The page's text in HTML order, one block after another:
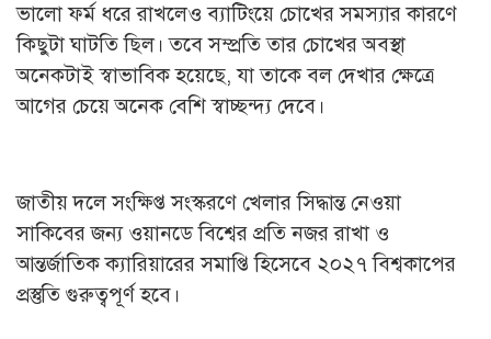
ভালো ফর্ম ধরে রাখলেও ব্যাটিংয়ে চোখের সমস্যার কারণে
কিছুটা ঘাটতি ছিল। তবে সম্প্রতি তার চোখের অবস্থা
অনেকটাই স্বাভাবিক হয়েছে, যা তাকে বল দেখার ক্ষেত্রে
আগের চেয়ে অনেক বেশি স্বাচ্ছন্দ্য দেবে।
জাতীয় দলে সংক্ষিপ্ত সংস্করণে খেলার সিদ্ধান্ত নেওয়া
সাকিবের জন্য ওয়ানডে বিশ্বের প্রতি নজর রাখা ও
আন্তর্জাতিক ক্যারিয়ারের সমাপ্তি হিসেবে ২০২৭ বিশ্বকাপের
প্রস্তুতি গুরুত্বপূর্ণ হবে।